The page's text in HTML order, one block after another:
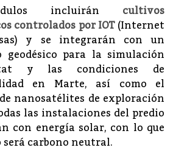
incluirán cultivos
controlados por IOT(Internet
y se integrarán con un
geodésico para la simulación
y las condiciones de
en Marte, así como el
nanosatélites de exploración
las instalaciones del predio
con energía solar, con lo que
carbono neutral.